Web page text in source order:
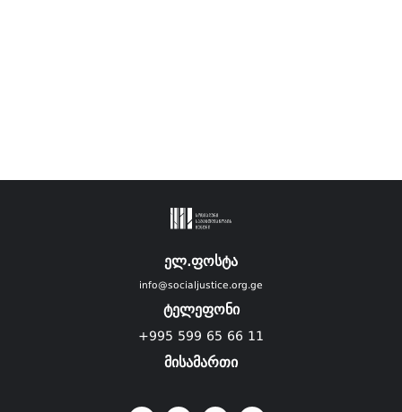
ელ.ფოსტა
info@socialjustice.org.ge
ტელეფონი
+995 599 65 66 11
მისამართი